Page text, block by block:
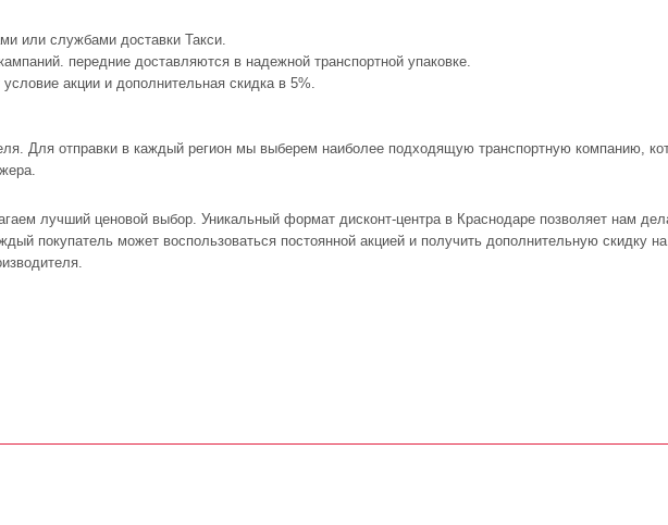
или службами доставки Такси.
передние доставляются в надежной транспортной упаковке.
акции и дополнительная скидка в 5%.
Для отправки в каждый регион мы выберем наиболее подходящую транспортную компанию,
лучший ценовой выбор. Уникальный формат дисконт-центра в Краснодаре позволяет нам
покупатель может воспользоваться постоянной акцией и получить дополнительную